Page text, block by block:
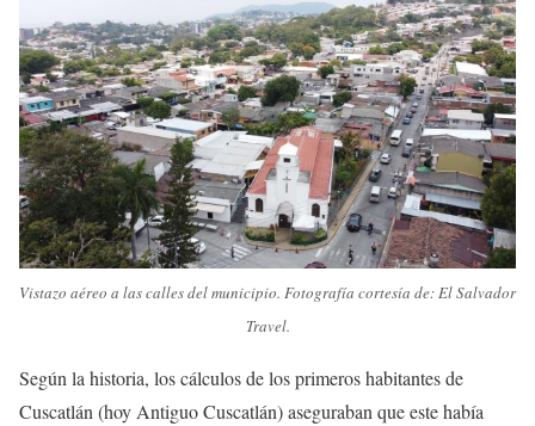
Vistazo aéreo a las calles del municipio. Fotografía cortesía de: El Salvador
Travel.
Según la historia, los cálculos de los primeros habitantes de
Cuscatlán (hoy Antiguo Cuscatlán) aseguraban que este había